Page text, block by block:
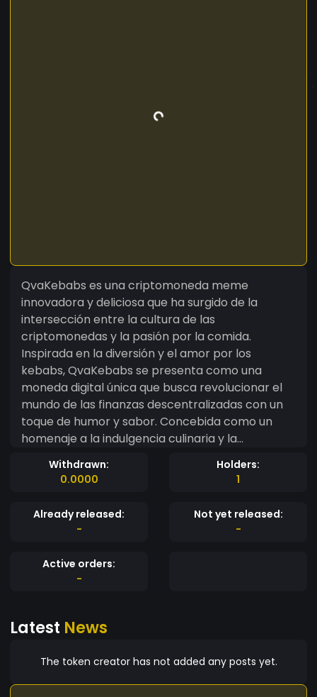
QvaKebabs es una criptomoneda meme
innovadora y deliciosa que ha surgido de la
intersección entre la cultura de las
criptomonedas y la pasión por la comida.
Inspirada en la diversión y el amor por los
kebabs, QvaKebabs se presenta como una
moneda digital única que busca revolucionar el
mundo de las finanzas descentralizadas con un
toque de humor y sabor. Concebida como un
homenaje a la indulgencia culinaria y la
creatividad en el mundo de las criptomonedas,
QvaKebabs ofrece a sus inversores una
lúdico y su comunidad vibrante se reflejan en su
diseño, desde su logotipo hasta su nombre, que
enriquecidos con una sazón digital. QvaKebabs
no solo busca ofrecer ganancias financieras, sino
tecnología blockchain. Su plataforma fomenta la
y concursos que premian a los miembros más
Withdrawn:
0.0000
Holders:
1
Already released:
-
Not yet released:
-
Active orders:
-
Latest News
The token creator has not added any posts yet.